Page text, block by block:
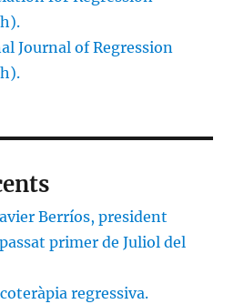
Journal of Regression
Berríos, president
primer de Juliol del
regressiva.